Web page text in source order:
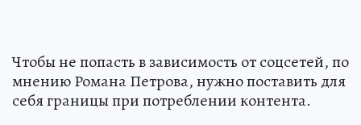
Чтобы не попасть в зависимость от соцсетей, по
мнению Романа Петрова, нужно поставить для
себя границы при потреблении контента.